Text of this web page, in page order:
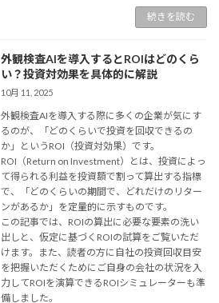
続きを読む
外観検査AIを導入するとROIはどのくら
い？投資対効果を具体的に解説
10月 11, 2025
外観検査AIを導入する際に多くの企業が気にす
るのが、「どのくらいで投資を回収できるの
か」というROI（投資対効果）です。
ROI（Return on Investment）とは、投資によっ
て得られる利益を投資額で割って算出する指標
で、「どのくらいの期間で、どれだけのリター
ンがあるか」を定量的に示すものです。
この記事では、ROIの算出に必要な要素の洗い
出しと、仮定に基づくROIの試算をご覧いただ
けます。また、読者の方に自社の投資回収目安
を把握いただくためにご自身の会社の状況を入
力してROIを演算できるROIシミュレーターも準
備しました。